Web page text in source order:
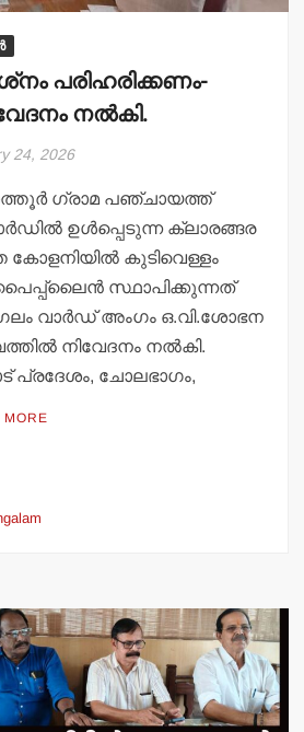
പരിഹരിക്കണം-
നല്‍കി.
24, 2026
ഗ്രാമ പഞ്ചായത്ത്
ഉള്‍പ്പെടുന്ന ക്ലാരങ്ങര
കോളനിയില്‍ കുടിവെള്ളം
സ്ഥാപിക്കുന്നത്
വാര്‍ഡ് അംഗം ഒ.വി.ശോഭന
നിവേദനം നല്‍കി.
പ്രദേശം, ചോലഭാഗം,
MORE